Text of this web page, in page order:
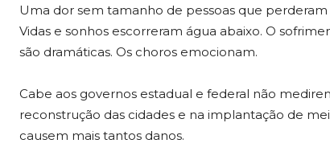
Uma dor sem tamanho de pessoas que
Vidas e sonhos escorreram água abaixo. O
são dramáticas. Os choros emocionam.
Cabe aos governos estadual e federal não
reconstrução das cidades e na implantação de
causem mais tantos danos.